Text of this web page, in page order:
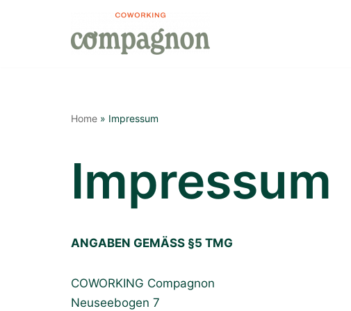
Home » Impressum
Impressum
ANGABEN GEMÄSS §5 TMG
COWORKING Compagnon
Neuseebogen 7